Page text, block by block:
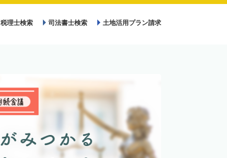
税理士検索 司法書士検索 土地活用プラン請求